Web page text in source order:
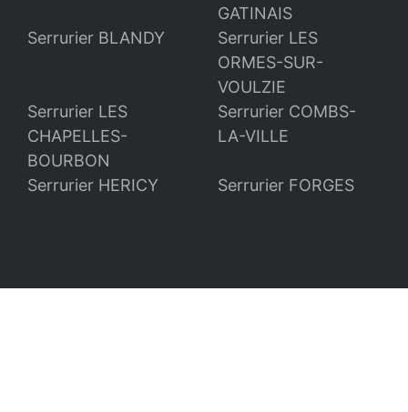
GATINAIS
Serrurier BLANDY
Serrurier LES
ORMES-SUR-
VOULZIE
Serrurier LES
CHAPELLES-
BOURBON
Serrurier COMBS-
LA-VILLE
Serrurier HERICY Serrurier FORGES